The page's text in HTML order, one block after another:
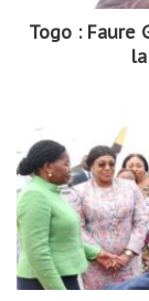
Togo : Faure